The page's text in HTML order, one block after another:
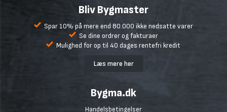
Bliv Bygmaster
Spar 10% på mere end 80.000 ikke nedsatte varer
Se dine ordrer og fakturaer
Mulighed for op til 40 dages rentefri kredit
Læs mere her
Bygma.dk
Handelsbetingelser